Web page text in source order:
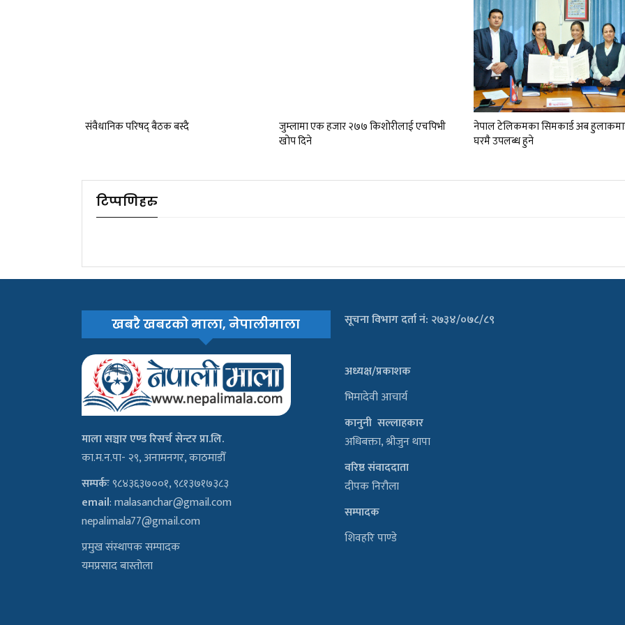
संवैधानिक परिषद् बैठक बस्दै
जुम्लामा एक हजार २७७ किशोरीलाई एचपिभी
खोप दिने
नेपाल टेलिकमका सिमकार्ड अब
घरमै उपलब्ध हुने
टिप्पणिहरु
खबरै खबरको माला, नेपालीमाला
माला सञ्चार एण्ड रिसर्च सेन्टर प्रा.लि.
का.म.न.पा- २९, अनामनगर, काठमाडौँ
सम्पर्कः९८४३६३७००१, ९८१३७१७३८३
email:malasanchar@gmail.com
nepalimala77@gmail.com
प्रमुख संस्थापक सम्पादक
यमप्रसाद बास्तोला
सूचना विभाग दर्ता नं: २७३४/०७८/८९
अध्यक्ष/प्रकाशक
भिमादेवी आचार्य
कानुनी सल्लाहकार
अधिबक्ता, श्रीजुन थापा
वरिष्ठ संवाददाता
दीपक निरौला
सम्पादक
शिवहरि पाण्डे